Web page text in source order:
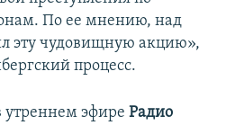
По ее мнению, над
эту чудовищную акцию»,
процесс.
утреннем эфире Радио